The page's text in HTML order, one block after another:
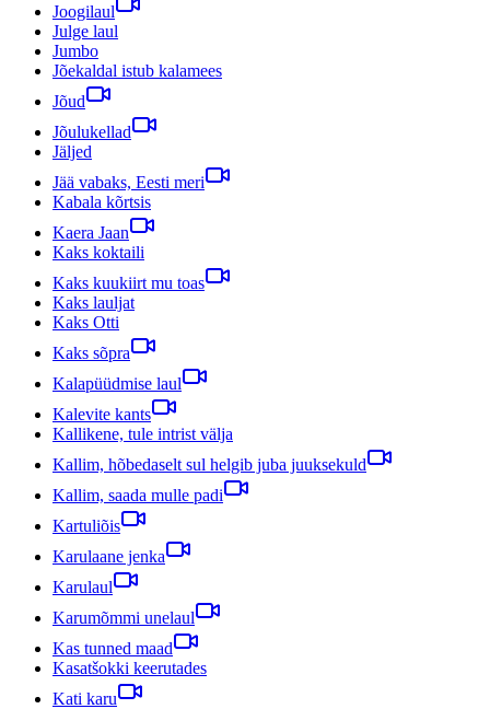
Joogilaul
Julge laul
Jumbo
Jõekaldal istub kalamees
Jõud
Jõulukellad
Jäljed
Jää vabaks, Eesti meri
Kabala kõrtsis
Kaera Jaan
Kaks koktaili
Kaks kuukiirt mu toas
Kaks lauljat
Kaks Otti
Kaks sõpra
Kalapüüdmise laul
Kalevite kants
Kallikene, tule intrist välja
Kallim, hõbedaselt sul helgib juba juuksekuld
Kallim, saada mulle padi
Kartuliõis
Karulaane jenka
Karulaul
Karumõmmi unelaul
Kas tunned maad
Kasatšokki keerutades
Kati karu